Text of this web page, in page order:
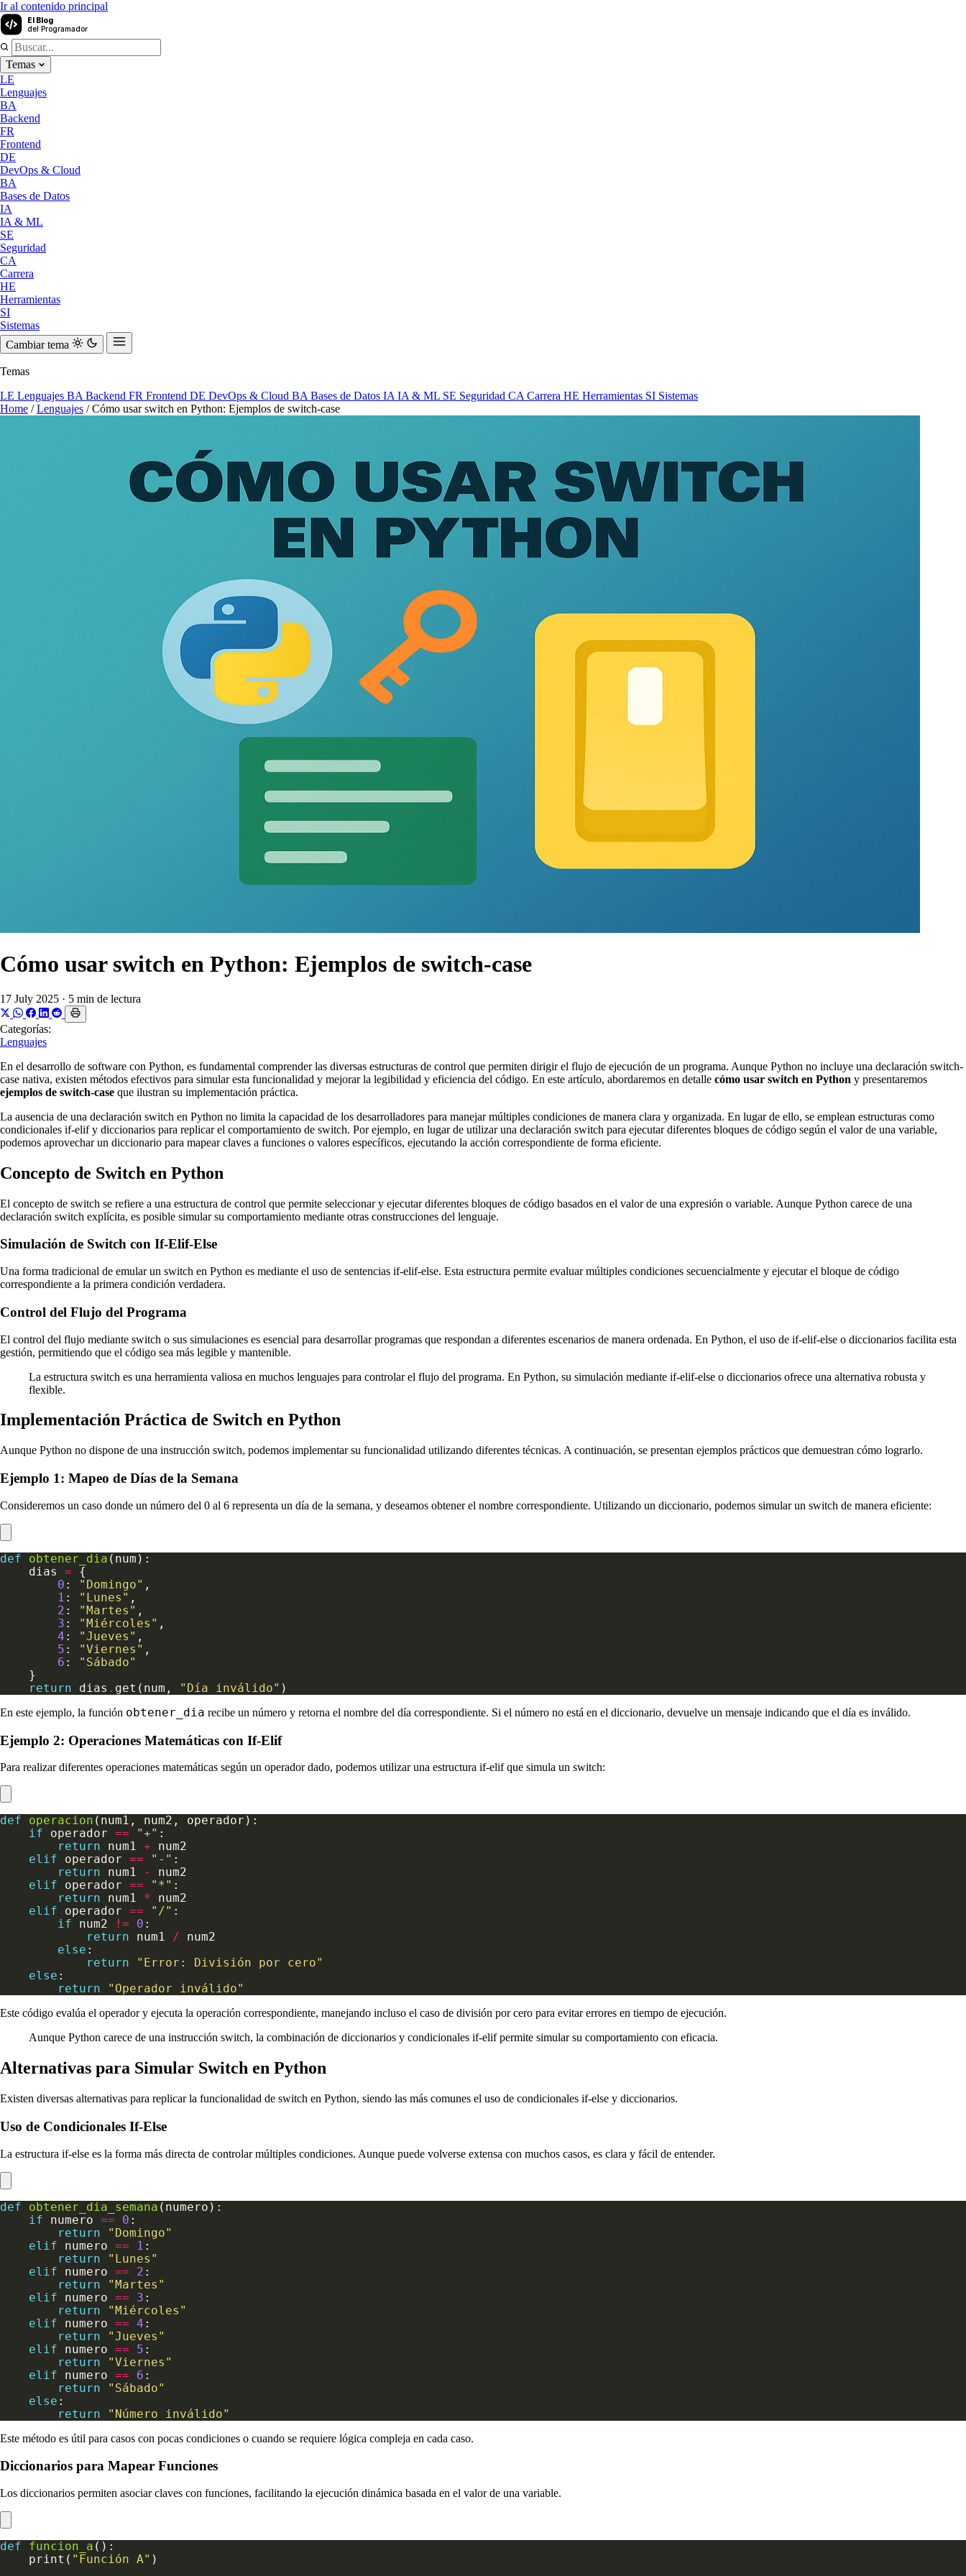
Ir al contenido principal
El Blog
del Programador
Temas
LE
Lenguajes
BA
Backend
FR
Frontend
DE
DevOps & Cloud
BA
Bases de Datos
IA
IA & ML
SE
Seguridad
CA
Carrera
HE
Herramientas
SI
Sistemas
Cambiar tema
Temas
LE Lenguajes BA Backend FR Frontend DE DevOps & Cloud BA Bases de Datos IA IA & ML SE Seguridad CA Carrera HE Herramientas SI Sistemas
Home / Lenguajes / Cómo usar switch en Python: Ejemplos de switch-case
Cómo usar switch en Python: Ejemplos de switch-case
17 July 2025 · 5 min de lectura
Categorías:
Lenguajes
En el desarrollo de software con Python, es fundamental comprender las diversas estructuras de control que permiten dirigir el flujo de ejecución de un programa. Aunque Python no incluye una declaración switch-
case nativa, existen métodos efectivos para simular esta funcionalidad y mejorar la legibilidad y eficiencia del código. En este artículo, abordaremos en detalle cómo usar switch en Python y presentaremos
ejemplos de switch-case que ilustran su implementación práctica.
La ausencia de una declaración switch en Python no limita la capacidad de los desarrolladores para manejar múltiples condiciones de manera clara y organizada. En lugar de ello, se emplean estructuras como
condicionales if-elif y diccionarios para replicar el comportamiento de switch. Por ejemplo, en lugar de utilizar una declaración switch para ejecutar diferentes bloques de código según el valor de una variable,
podemos aprovechar un diccionario para mapear claves a funciones o valores específicos, ejecutando la acción correspondiente de forma eficiente.
Concepto de Switch en Python
El concepto de switch se refiere a una estructura de control que permite seleccionar y ejecutar diferentes bloques de código basados en el valor de una expresión o variable. Aunque Python carece de una
declaración switch explícita, es posible simular su comportamiento mediante otras construcciones del lenguaje.
Simulación de Switch con If-Elif-Else
Una forma tradicional de emular un switch en Python es mediante el uso de sentencias if-elif-else. Esta estructura permite evaluar múltiples condiciones secuencialmente y ejecutar el bloque de código
correspondiente a la primera condición verdadera.
Control del Flujo del Programa
El control del flujo mediante switch o sus simulaciones es esencial para desarrollar programas que respondan a diferentes escenarios de manera ordenada. En Python, el uso de if-elif-else o diccionarios facilita esta
gestión, permitiendo que el código sea más legible y mantenible.
La estructura switch es una herramienta valiosa en muchos lenguajes para controlar el flujo del programa. En Python, su simulación mediante if-elif-else o diccionarios ofrece una alternativa robusta y
flexible.
Implementación Práctica de Switch en Python
Aunque Python no dispone de una instrucción switch, podemos implementar su funcionalidad utilizando diferentes técnicas. A continuación, se presentan ejemplos prácticos que demuestran cómo lograrlo.
Ejemplo 1: Mapeo de Días de la Semana
Consideremos un caso donde un número del 0 al 6 representa un día de la semana, y deseamos obtener el nombre correspondiente. Utilizando un diccionario, podemos simular un switch de manera eficiente:
def obtener_dia
    dias
=
0 : "Domingo"
1 : "Lunes"
2 : "Martes"
3 : "Miércoles"
4 : "Jueves"
5 : "Viernes"
6 :
"Sábado"
return dias . get(num, "Día inválido"
En este ejemplo, la función obtener_dia recibe un número y retorna el nombre del día correspondiente. Si el número no está en el diccionario, devuelve un mensaje indicando que el día es inválido.
Ejemplo 2: Operaciones Matemáticas con If-Elif
Para realizar diferentes operaciones matemáticas según un operador dado, podemos utilizar una estructura if-elif que simula un switch:
def operacion
if operador == "+"
return num1 +
elif operador == "-"
return num1 -
elif operador == "*"
return num1 *
elif operador == "/"
if num2 != 0
return num1 /
else
return
"Error: División por cero"
else
return
"Operador inválido"
Este código evalúa el operador y ejecuta la operación correspondiente, manejando incluso el caso de división por cero para evitar errores en tiempo de ejecución.
Aunque Python carece de una instrucción switch, la combinación de diccionarios y condicionales if-elif permite simular su comportamiento con eficacia.
Alternativas para Simular Switch en Python
Existen diversas alternativas para replicar la funcionalidad de switch en Python, siendo las más comunes el uso de condicionales if-else y diccionarios.
Uso de Condicionales If-Else
La estructura if-else es la forma más directa de controlar múltiples condiciones. Aunque puede volverse extensa con muchos casos, es clara y fácil de entender.
def obtener_dia_semana
if numero == 0
return
"Domingo"
elif numero == 1
return
"Lunes"
elif numero == 2
return
"Martes"
elif numero == 3
return
"Miércoles"
elif numero == 4
return
"Jueves"
elif numero == 5
return
"Viernes"
elif numero == 6
return
"Sábado"
else
return
"Número inválido"
Este método es útil para casos con pocas condiciones o cuando se requiere lógica compleja en cada caso.
Diccionarios para Mapear Funciones
Los diccionarios permiten asociar claves con funciones, facilitando la ejecución dinámica basada en el valor de una variable.
def funcion_a
    print(
"Función A"